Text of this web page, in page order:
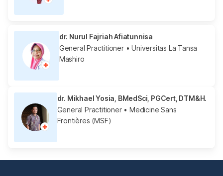
dr. Nurul Fajriah Afiatunnisa
General Practitioner• Universitas La Tansa
Mashiro
dr. Mikhael Yosia, BMedSci, PGCert, DTM&H.
General Practitioner• Medicine Sans
Frontières (MSF)